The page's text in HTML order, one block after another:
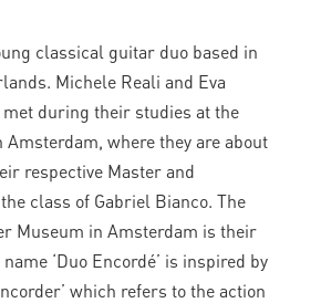
classical guitar duo based in
Michele Reali and Eva
during their studies at the
Amsterdam, where they are about
respective Master and
class of Gabriel Bianco. The
Museum in Amsterdam is their
‘Duo Encordé’ is inspired by
which refers to the action